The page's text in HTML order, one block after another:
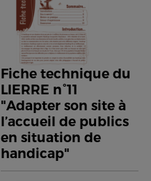
Fiche technique du
LIERRE n°11
"Adapter son site à
l’accueil de publics
en situation de
handicap"